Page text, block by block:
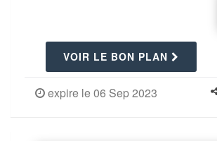
VOIR LE BON PLAN
expire le 06 Sep 2023